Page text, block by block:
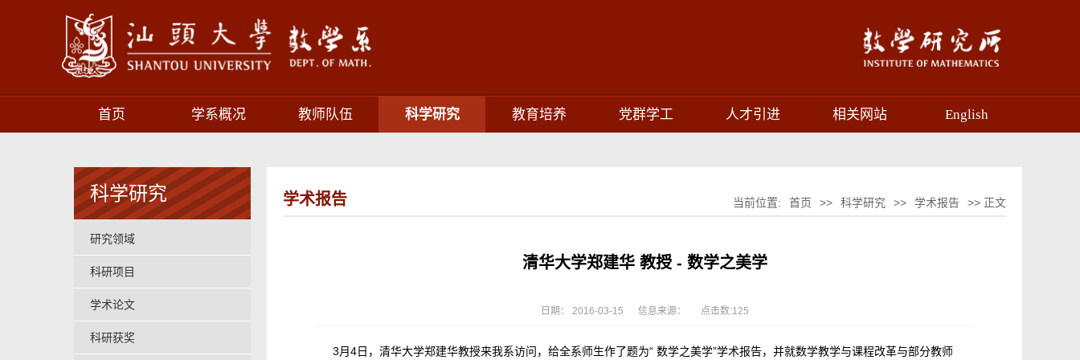
首页 学系概况 教师队伍 科学研究 教育培养 党群学工 人才引进 相关网站 English
科学研究
研究领域
科研项目
学术论文
科研获奖
学术报告 当前位置: 首页 >> 科学研究 >> 学术报告 >> 正文
清华大学郑建华 教授 - 数学之美学
日期： 2016-03-15 信息来源： 点击数:125
3月4日，清华大学郑建华教授来我系访问，给全系师生作了题为“ 数学之美学”学术报告，并就数学教学与课程改革与部分教师